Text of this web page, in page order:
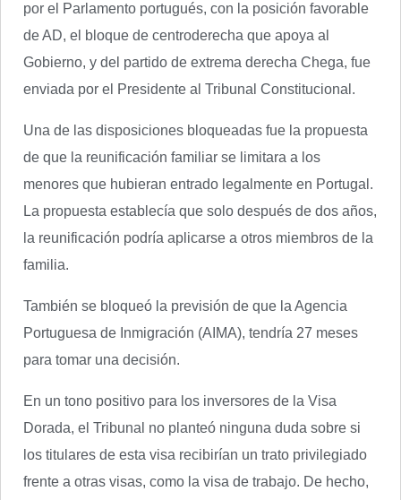
por el Parlamento portugués, con la posición favorable
de AD, el bloque de centroderecha que apoya al
Gobierno, y del partido de extrema derecha Chega, fue
enviada por el Presidente al Tribunal Constitucional.
Una de las disposiciones bloqueadas fue la propuesta
de que la reunificación familiar se limitara a los
menores que hubieran entrado legalmente en Portugal.
La propuesta establecía que solo después de dos años,
la reunificación podría aplicarse a otros miembros de la
familia.
También se bloqueó la previsión de que la Agencia
Portuguesa de Inmigración (AIMA), tendría 27 meses
para tomar una decisión.
En un tono positivo para los inversores de la Visa
Dorada, el Tribunal no planteó ninguna duda sobre si
los titulares de esta visa recibirían un trato privilegiado
frente a otras visas, como la visa de trabajo. De hecho,